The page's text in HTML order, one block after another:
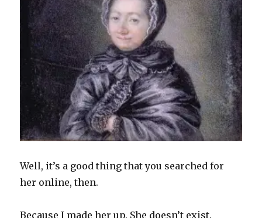
Well, it’s a good thing that you searched for
her online, then.
Because I made her up. She doesn’t exist.